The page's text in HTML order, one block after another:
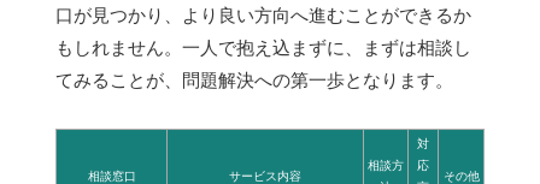
口が見つかり、より良い方向へ進むことができるか
もしれません。一人で抱え込まずに、まずは相談し
てみることが、問題解決への第一歩となります。
相談窓口 サービス内容
相談方
対
応
その他